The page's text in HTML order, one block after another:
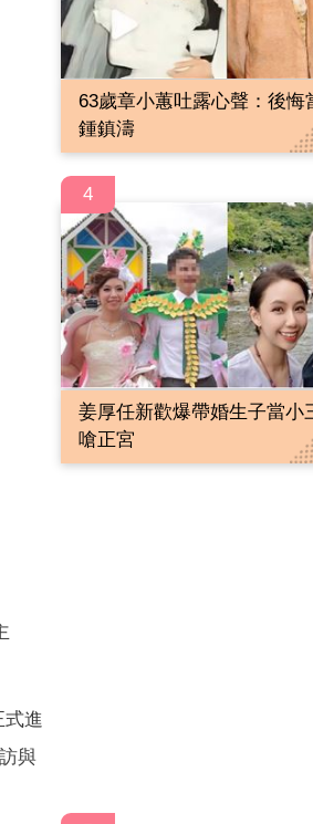
式進
與
63歲章小蕙吐露心聲：後悔
鍾鎮濤
4
姜厚任新歡爆帶婚生子當小
嗆正宮